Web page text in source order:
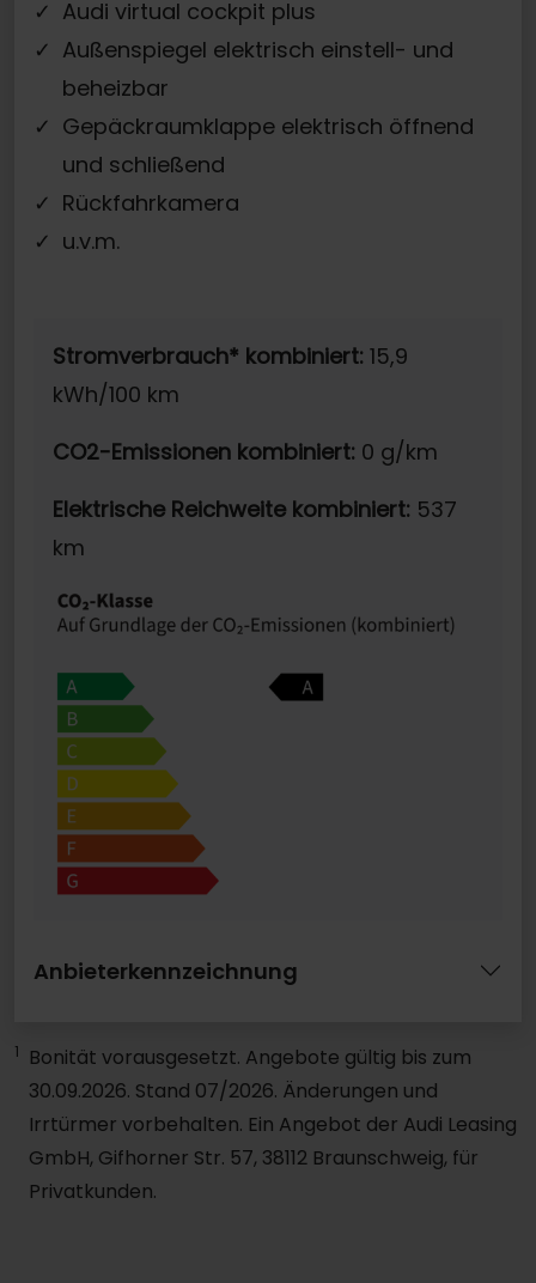
Audi virtual cockpit plus
Außenspiegel elektrisch einstell- und
beheizbar
Gepäckraumklappe elektrisch öffnend
und schließend
Rückfahrkamera
u.v.m.
Stromverbrauch* kombiniert: 15,9
kWh/100 km
CO2-Emissionen kombiniert: 0 g/km
Elektrische Reichweite kombiniert: 537
km
Anbieterkennzeichnung
1
Bonität vorausgesetzt. Angebote gültig bis zum
30.09.2026. Stand 07/2026. Änderungen und
Irrtürmer vorbehalten. Ein Angebot der Audi Leasing
GmbH, Gifhorner Str. 57, 38112 Braunschweig, für
Privatkunden.